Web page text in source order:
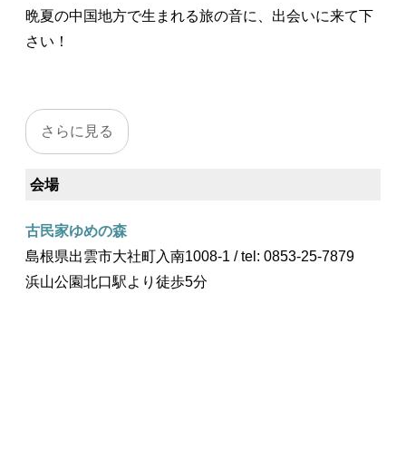
晩夏の中国地方で生まれる旅の音に、出会いに来て下
さい！
会場
古民家ゆめの森
島根県出雲市大社町入南1008-1 / tel: 0853-25-7879
浜山公園北口駅より徒歩5分